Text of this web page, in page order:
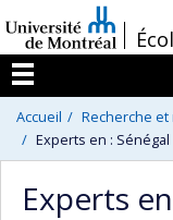
au
contenu
/
Menu
Accueil Recherche
Experts en : Sénégal
Experts